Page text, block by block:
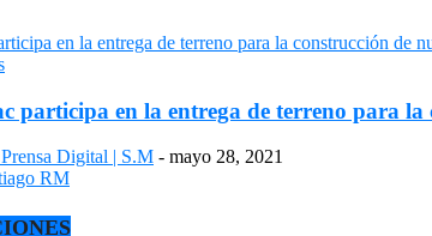
participa en la entrega de terreno para
Digital | S.M - mayo 28, 2021